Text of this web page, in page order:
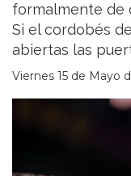
formalmente de
Si el cordobés
abiertas las
Viernes 15 de Mayo